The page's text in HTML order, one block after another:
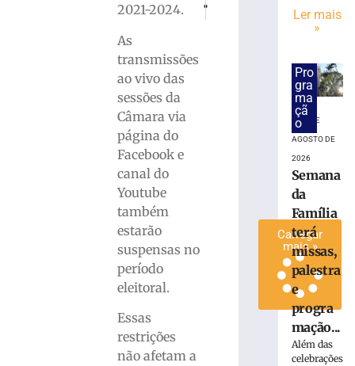
2021-2024.
As
transmissões
ao vivo das
sessões da
Câmara via
página do
Facebook e
canal do
Youtube
também
estarão
suspensas no
período
eleitoral.
Essas
restrições
não afetam a
Brusque e Ponte Preta
AmpeBr participa de missão técnica
Renata
Deputada
Estadual
Carregar
mais »
Ler mais
»
Pro
gra
ma
çã
o
5 DE
AGOSTO DE
2026
Semana
da
Família
terá
missas,
palestra
e
progra
mação...
Além das
celebrações